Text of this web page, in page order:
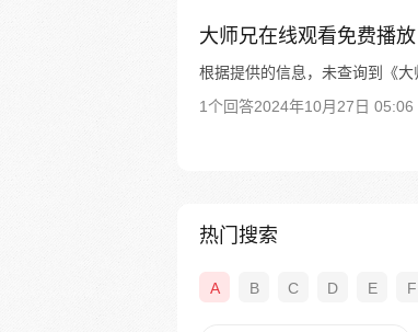
大师兄在线观看免费播放
根据提供的信息，未查询到《大
1个回答2024年10月27日 05:06
热门搜索
A B C D E F